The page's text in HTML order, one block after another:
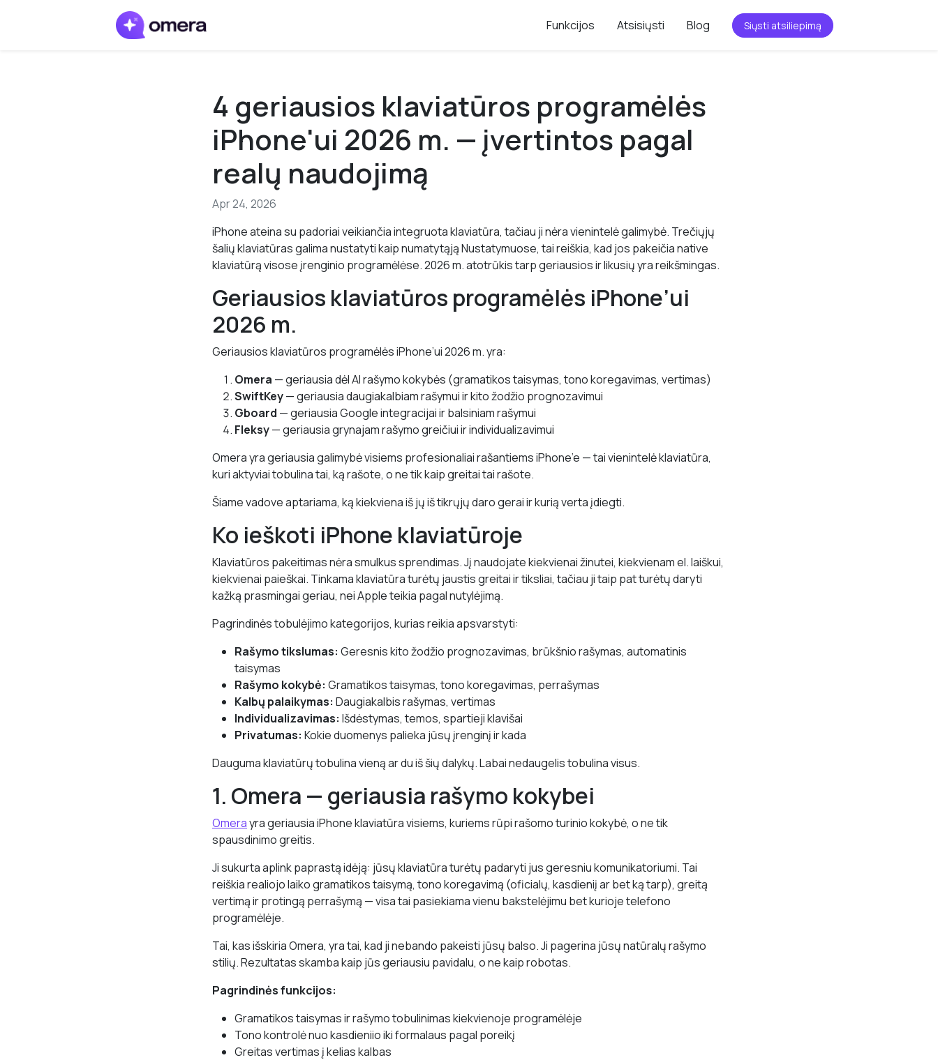
Funkcijos Atsisiųsti Blog Siųsti atsiliepimą
4 geriausios klaviatūros programėlės
iPhone'ui 2026 m. — įvertintos pagal
realų naudojimą
Apr 24, 2026
iPhone ateina su padoriai veikiančia integruota klaviatūra, tačiau ji nėra vienintelė galimybė. Trečiųjų
šalių klaviatūras galima nustatyti kaip numatytąją Nustatymuose, tai reiškia, kad jos pakeičia native
klaviatūrą visose įrenginio programėlėse. 2026 m. atotrūkis tarp geriausios ir likusių yra reikšmingas.
Geriausios klaviatūros programėlės iPhone’ui
2026 m.
Geriausios klaviatūros programėlės iPhone’ui 2026 m. yra:
Omera — geriausia dėl AI rašymo kokybės (gramatikos taisymas, tono koregavimas, vertimas)
SwiftKey— geriausia daugiakalbiam rašymui ir kito žodžio prognozavimui
Gboard — geriausia Google integracijai ir balsiniam rašymui
Fleksy— geriausia grynajam rašymo greičiui ir individualizavimui
Omera yra geriausia galimybė visiems profesionaliai rašantiems iPhone’e — tai vienintelė klaviatūra,
kuri aktyviai tobulina tai, ką rašote, o ne tik kaip greitai tai rašote.
Šiame vadove aptariama, ką kiekviena iš jų iš tikrųjų daro gerai ir kurią verta įdiegti.
Ko ieškoti iPhone klaviatūroje
Klaviatūros pakeitimas nėra smulkus sprendimas. Jį naudojate kiekvienai žinutei, kiekvienam el. laiškui,
kiekvienai paieškai. Tinkama klaviatūra turėtų jaustis greitai ir tiksliai, tačiau ji taip pat turėtų daryti
kažką prasmingai geriau, nei Apple teikia pagal nutylėjimą.
Pagrindinės tobulėjimo kategorijos, kurias reikia apsvarstyti:
Rašymo tikslumas: Geresnis kito žodžio prognozavimas, brūkšnio rašymas, automatinis
taisymas
Rašymo kokybė: Gramatikos taisymas, tono koregavimas, perrašymas
Kalbų palaikymas: Daugiakalbis rašymas, vertimas
Individualizavimas: Išdėstymas, temos, spartieji klavišai
Privatumas: Kokie duomenys palieka jūsų įrenginį ir kada
Dauguma klaviatūrų tobulina vieną ar du iš šių dalykų. Labai nedaugelis tobulina visus.
1. Omera — geriausia rašymo kokybei
Omerayra geriausia iPhone klaviatūra visiems, kuriems rūpi rašomo turinio kokybė, o ne tik
spausdinimo greitis.
Ji sukurta aplink paprastą idėją: jūsų klaviatūra turėtų padaryti jus geresniu komunikatoriumi. Tai
reiškia realiojo laiko gramatikos taisymą, tono koregavimą (oficialų, kasdieniį ar bet ką tarp), greitą
vertimą ir protingą perrašymą — visa tai pasiekiama vienu bakstelėjimu bet kurioje telefono
programėlėje.
Tai, kas išskiria Omera, yra tai, kad ji nebando pakeisti jūsų balso. Ji pagerina jūsų natūralų rašymo
stilių. Rezultatas skamba kaip jūs geriausiu pavidalu, o ne kaip robotas.
Pagrindinės funkcijos:
Gramatikos taisymas ir rašymo tobulinimas kiekvienoje programėlėje
Tono kontrolė nuo kasdieniio iki formalaus pagal poreikį
Greitas vertimas į kelias kalbas